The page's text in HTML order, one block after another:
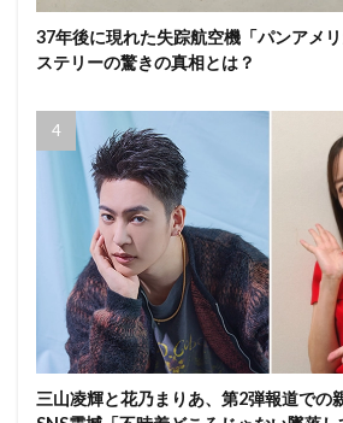
37年後に現れた失踪航空機「パンアメ
ステリーの驚きの真相とは？
三山凌輝と花乃まりあ、第2弾報道での